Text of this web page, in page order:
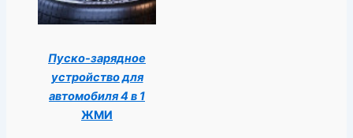
Пуско-зарядное
устройство для
автомобиля 4 в 1
ЖМИ